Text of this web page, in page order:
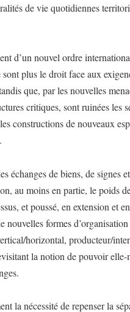
de vie quotidiennes
d’un nouvel ordre
plus le droit face aux
que, par les nouvelles
critiques, sont ruinées les
constructions de nouveaux
échanges de biens, de signes
au moins en partie, le poids
et poussé, en extension et
nouvelles formes
horizontal, producteur/
la notion de pouvoir
la nécessité de repenser la